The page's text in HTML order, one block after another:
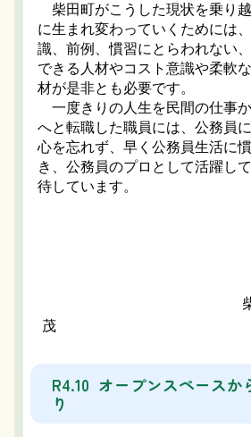
柴田町がこうした現状を乗り
に生まれ変わっていくためには
識、前例、慣習にとらわれない
できる人材やコスト意識や柔軟
材が是非とも必要です。
一度きりの人生を民間の仕事
へと転職した職員には、公務員
心を忘れず、早く公務員生活に
き、公務員のプロとして活躍し
待しています。
柴田町長
茂
R4.10 オープンスペースか
り